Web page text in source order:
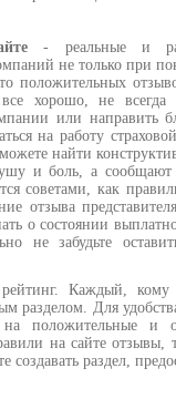
- реальные и
не только при
положительных
хорошо, не всегда
или направить
на работу
найти
и боль, а сообщают
советами, как
отзыва
о состоянии
не забудьте
Каждый, кому
разделом. Для
положительные и
на сайте отзывы,
раздел,